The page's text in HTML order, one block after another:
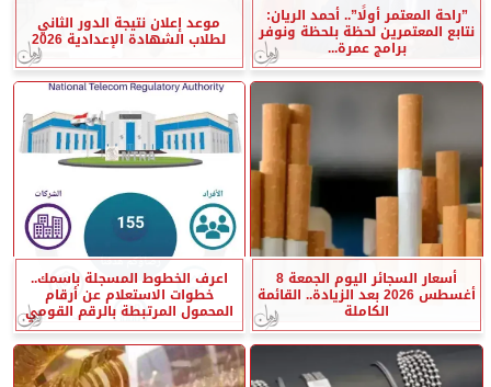
”راحة المعتمر أولًا”.. أحمد الريان:
نتابع المعتمرين لحظة بلحظة ونوفر
برامج عمرة...
موعد إعلان نتيجة الدور الثاني
لطلاب الشهادة الإعدادية 2026
أسعار السجائر اليوم الجمعة 8
أغسطس 2026 بعد الزيادة.. القائمة
الكاملة
اعرف الخطوط المسجلة باسمك..
خطوات الاستعلام عن أرقام
المحمول المرتبطة بالرقم القومي